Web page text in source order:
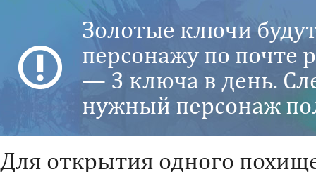
Золотые ключи
персонажу по почте
— 3 ключа в день.
нужный персонаж
Для открытия одного